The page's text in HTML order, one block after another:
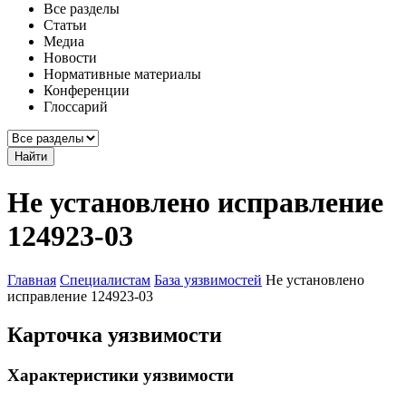
Все разделы
Статьи
Медиа
Новости
Нормативные материалы
Конференции
Глоссарий
Найти
Не установлено исправление
124923-03
Главная Специалистам База уязвимостей Не установлено
исправление 124923-03
Карточка уязвимости
Характеристики уязвимости